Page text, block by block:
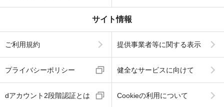
サイト情報
ご利用規約 提供事業者等に関する表示
プライバシーポリシー 健全なサービスに向けて
dアカウント2段階認証とは Cookieの利用について